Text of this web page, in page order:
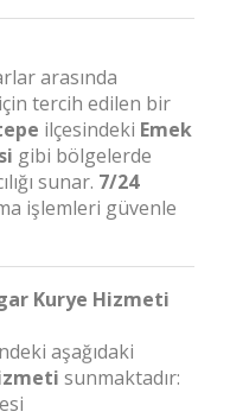
arasında
için tercih edilen bir
ilçesindeki Emek
gibi bölgelerde
sunar. 7/24
işlemleri güvenle
Kurye Hizmeti
aşağıdaki
sunmaktadır: